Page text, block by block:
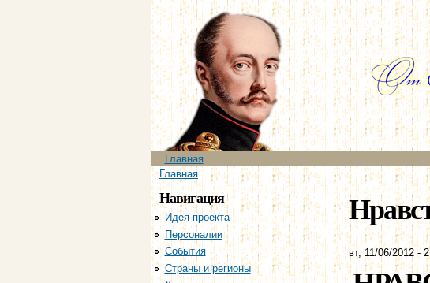
Главное меню
Главная
Вы здесь
Главная
Навигация
Идея проекта
Персоналии
События
Страны и регионы
вт, 11/06/2012 -